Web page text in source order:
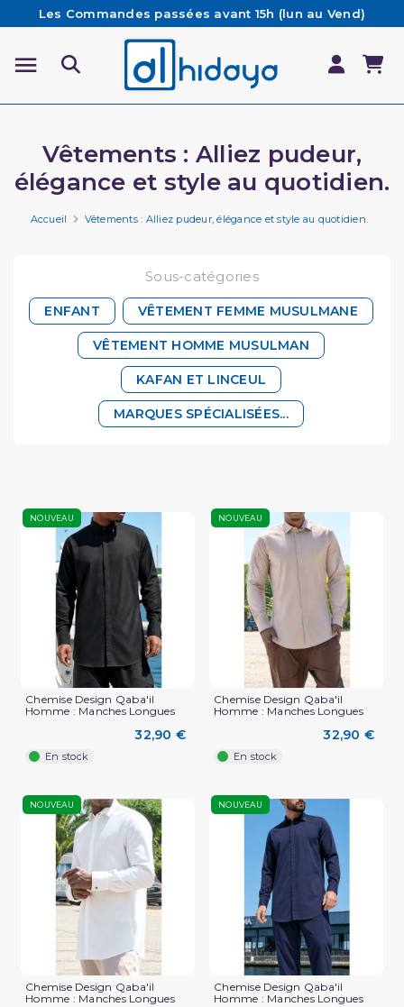
Les Commandes passées avant 15h (lun au Vend)
sont préparées et expédiées le jour même
Besoin d'aide ? Retrouvez notre FAQ
Livraison offerte à partir de 65€ d'achat*
Vêtements : Alliez pudeur,
élégance et style au quotidien.
Accueil Vêtements : Alliez pudeur, élégance et style au quotidien.
Sous-catégories
ENFANT VÊTEMENT FEMME MUSULMANE
VÊTEMENT HOMME MUSULMAN
KAFAN ET LINCEUL
MARQUES SPÉCIALISÉES...
NOUVEAU
Chemise Design Qaba'il
Homme : Manches Longues
32,90 €
En stock
NOUVEAU
Chemise Design Qaba'il
Homme : Manches Longues
32,90 €
En stock
NOUVEAU
Chemise Design Qaba'il
Homme : Manches Longues
NOUVEAU
Chemise Design Qaba'il
Homme : Manches Longues